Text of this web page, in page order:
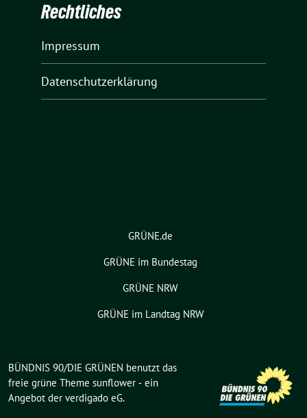
Rechtliches
Impressum
Datenschutzerklärung
GRÜNE.de
GRÜNE im Bundestag
GRÜNE NRW
GRÜNE im Landtag NRW
BÜNDNIS 90/DIE GRÜNEN benutzt das
freie grüne Theme sunflower ‐ ein
Angebot der verdigado eG.